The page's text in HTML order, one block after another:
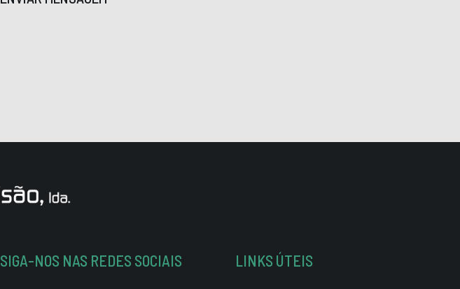
SIGA-NOS NAS REDES SOCIAIS LINKS ÚTEIS